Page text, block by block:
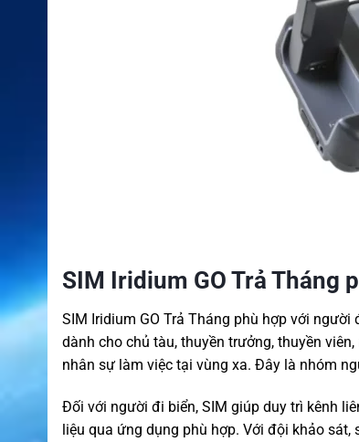
SIM Iridium GO Trả Tháng
SIM Iridium GO Trả Tháng phù hợp với
dành cho chủ tàu, thuyền trưởng, thuyền
nhân sự làm việc tại vùng xa. Đây là nhóm
Đối với người đi biển, SIM giúp duy trì kênh
liệu qua ứng dụng phù hợp. Với đội khảo